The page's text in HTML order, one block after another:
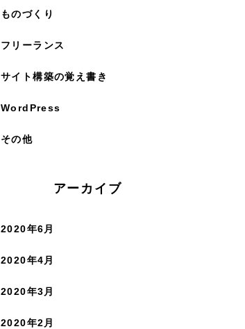
ものづくり
フリーランス
サイト構築の覚え書き
WordPress
その他
アーカイブ
2020年6月
2020年4月
2020年3月
2020年2月